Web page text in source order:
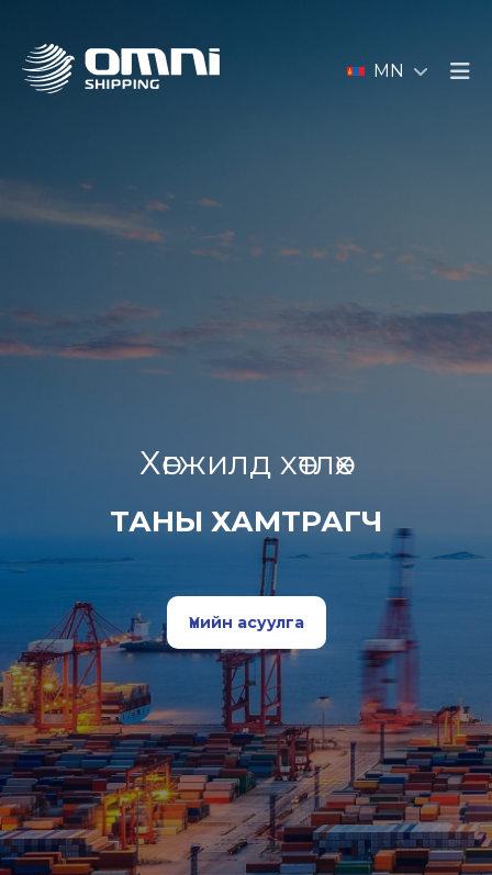
MN
Хөгжилд хөтлөх
ТАНЫ ХАМТРАГЧ
Үнийн асуулга